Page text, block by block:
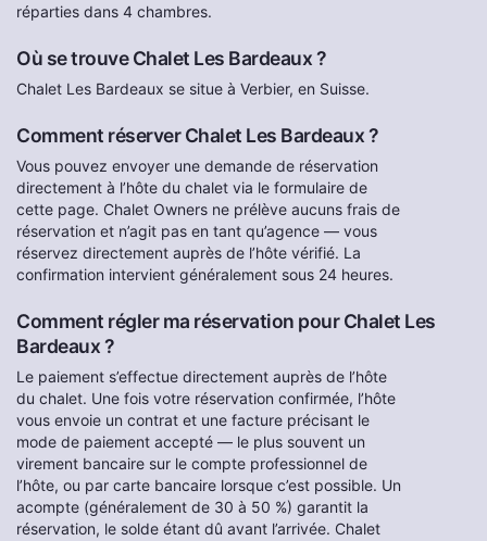
réparties dans 4 chambres.
Où se trouve Chalet Les Bardeaux ?
Chalet Les Bardeaux se situe à Verbier, en Suisse.
Comment réserver Chalet Les Bardeaux ?
Vous pouvez envoyer une demande de réservation
directement à l’hôte du chalet via le formulaire de
cette page. Chalet Owners ne prélève aucuns frais de
réservation et n’agit pas en tant qu’agence — vous
réservez directement auprès de l’hôte vérifié. La
confirmation intervient généralement sous 24 heures.
Comment régler ma réservation pour Chalet Les
Bardeaux ?
Le paiement s’effectue directement auprès de l’hôte
du chalet. Une fois votre réservation confirmée, l’hôte
vous envoie un contrat et une facture précisant le
mode de paiement accepté — le plus souvent un
virement bancaire sur le compte professionnel de
l’hôte, ou par carte bancaire lorsque c’est possible. Un
acompte (généralement de 30 à 50 %) garantit la
réservation, le solde étant dû avant l’arrivée. Chalet